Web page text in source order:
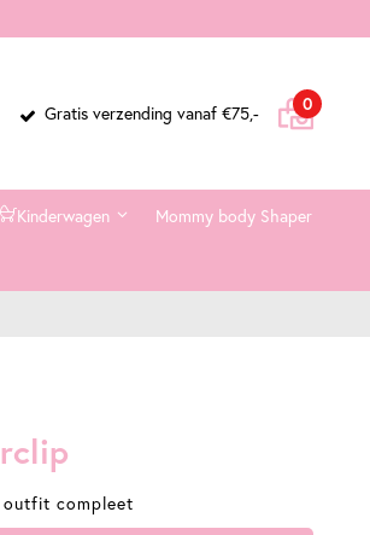
Cart
0items
Gratis verzending vanaf €75,-
Kinderwagen Mommy body Shaper
outfit compleet